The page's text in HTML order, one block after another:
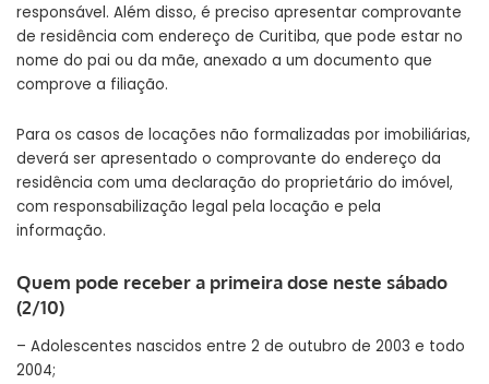
responsável. Além disso, é preciso apresentar comprovante
de residência com endereço de Curitiba, que pode estar no
nome do pai ou da mãe, anexado a um documento que
comprove a filiação.
Para os casos de locações não formalizadas por imobiliárias,
deverá ser apresentado o comprovante do endereço da
residência com uma declaração do proprietário do imóvel,
com responsabilização legal pela locação e pela
informação.
Quem pode receber a primeira dose neste sábado
(2/10)
– Adolescentes nascidos entre 2 de outubro de 2003 e todo
2004;